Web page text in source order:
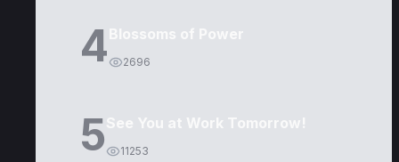
4Blossoms of Power
2696
5See You at Work Tomorrow!
11253